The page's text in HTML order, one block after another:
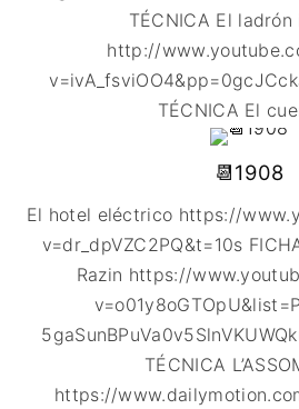
TÉCNICA El
http://
TÉCNICA El
📆1908
El hotel eléctrico https://
v=dr_dpVZC2PQ&t=10s
Razin https://
TÉCNICA
https://